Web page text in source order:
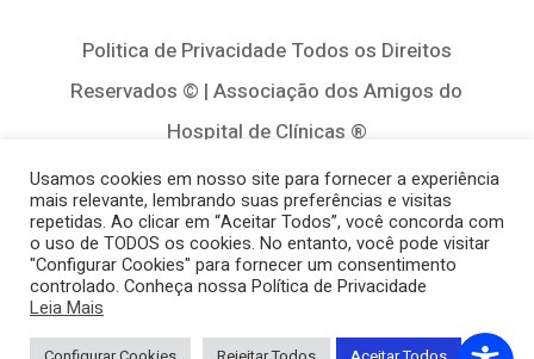
Politica de Privacidade Todos os Direitos
Reservados © | Associação dos Amigos do
Hospital de Clínicas ®
Av. Agostinho Leão Jr, 320 – Alto da Glória,
80030-110, Curitiba / PR
(41) 3122-8650 | contato@cedivida.org.br
CNPJ: 79.698.643/0001-00
Usamos cookies em nosso site para fornecer a experiência
mais relevante, lembrando suas preferências e visitas
repetidas. Ao clicar em “Aceitar Todos”, você concorda com
o uso de TODOS os cookies. No entanto, você pode visitar
"Configurar Cookies" para fornecer um consentimento
controlado. Conheça nossa Política de Privacidade
Leia Mais